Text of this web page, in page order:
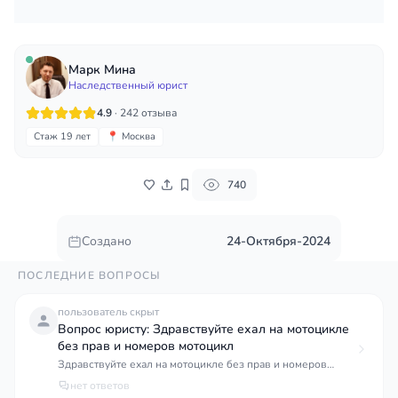
Марк Мина
Наследственный юрист
4.9· 242 отзыва
Стаж 19 лет 📍 Москва
740
Создано 24-Октября-2024
ПОСЛЕДНИЕ ВОПРОСЫ
пользователь скрыт
Вопрос юристу: Здравствуйте ехал на мотоцикле
без прав и номеров мотоцикл
Здравствуйте ехал на мотоцикле без прав и номеров
мотоцикл твобще не зарегистрирован лишат ли меня
нет ответов